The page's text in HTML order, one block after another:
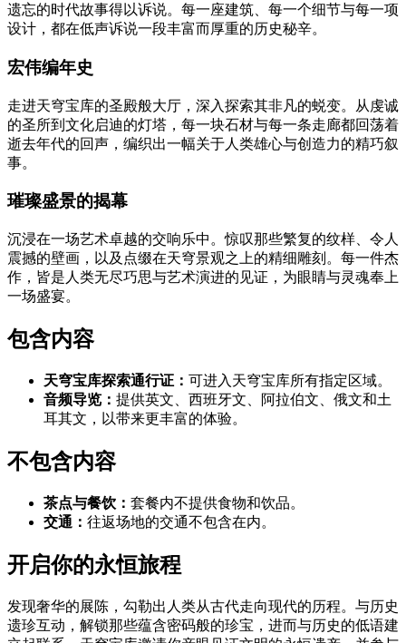
遗忘的时代故事得以诉说。每一座建筑、每一个细节与每一项
设计，都在低声诉说一段丰富而厚重的历史秘辛。
宏伟编年史
走进天穹宝库的圣殿般大厅，深入探索其非凡的蜕变。从虔诚
的圣所到文化启迪的灯塔，每一块石材与每一条走廊都回荡着
逝去年代的回声，编织出一幅关于人类雄心与创造力的精巧叙
事。
璀璨盛景的揭幕
沉浸在一场艺术卓越的交响乐中。惊叹那些繁复的纹样、令人
震撼的壁画，以及点缀在天穹景观之上的精细雕刻。每一件杰
作，皆是人类无尽巧思与艺术演进的见证，为眼睛与灵魂奉上
一场盛宴。
包含内容
天穹宝库探索通行证： 可进入天穹宝库所有指定区域。
音频导览： 提供英文、西班牙文、阿拉伯文、俄文和土
耳其文，以带来更丰富的体验。
不包含内容
茶点与餐饮： 套餐内不提供食物和饮品。
交通： 往返场地的交通不包含在内。
开启你的永恒旅程
发现奢华的展陈，勾勒出人类从古代走向现代的历程。与历史
遗珍互动，解锁那些蕴含密码般的珍宝，进而与历史的低语建